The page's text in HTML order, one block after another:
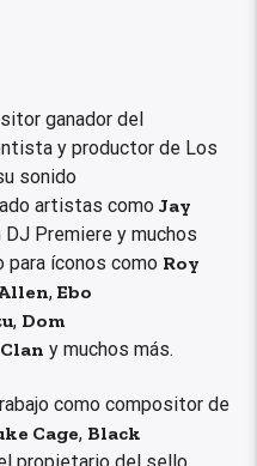
ganador del
y productor de Los
sonido
artistas comoJay
DJ Premiere y muchos
para íconos como Roy
, Ebo
, Dom
y muchos más.
como compositor de
Cage, Black